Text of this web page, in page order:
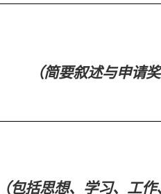
（简要叙述与申请
（包括思想、学习、工